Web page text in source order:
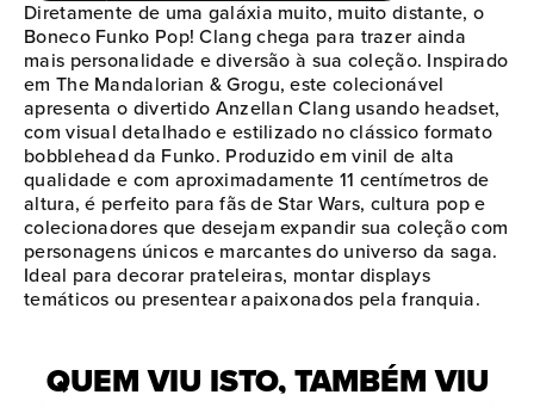
Diretamente de uma galáxia muito, muito distante, o
Boneco Funko Pop! Clang chega para trazer ainda
mais personalidade e diversão à sua coleção. Inspirado
em The Mandalorian & Grogu, este colecionável
apresenta o divertido Anzellan Clang usando headset,
com visual detalhado e estilizado no clássico formato
bobblehead da Funko. Produzido em vinil de alta
qualidade e com aproximadamente 11 centímetros de
altura, é perfeito para fãs de Star Wars, cultura pop e
colecionadores que desejam expandir sua coleção com
personagens únicos e marcantes do universo da saga.
Ideal para decorar prateleiras, montar displays
temáticos ou presentear apaixonados pela franquia.
QUEM VIU ISTO, TAMBÉM VIU